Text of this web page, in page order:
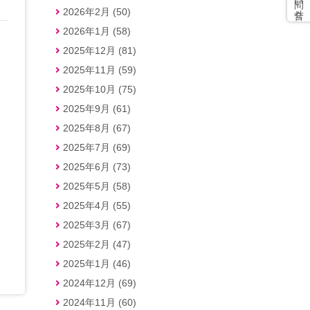
2026年2月 (50)
2026年1月 (58)
2025年12月 (81)
2025年11月 (59)
2025年10月 (75)
2025年9月 (61)
2025年8月 (67)
2025年7月 (69)
2025年6月 (73)
2025年5月 (58)
2025年4月 (55)
2025年3月 (67)
2025年2月 (47)
2025年1月 (46)
2024年12月 (69)
2024年11月 (60)